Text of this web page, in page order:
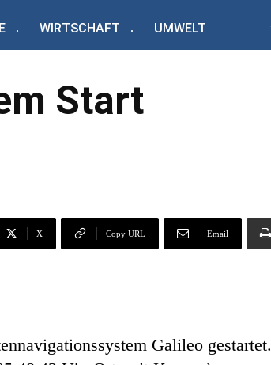
WIRTSCHAFT UMWELT
Start
X Copy URL Email
Galileo gestartet.